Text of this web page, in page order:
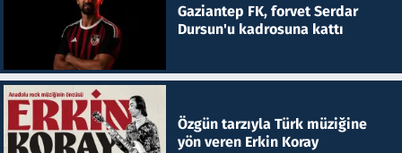
Gaziantep FK, forvet Serdar
Dursun'u kadrosuna kattı
Özgün tarzıyla Türk müziğine
yön veren Erkin Koray